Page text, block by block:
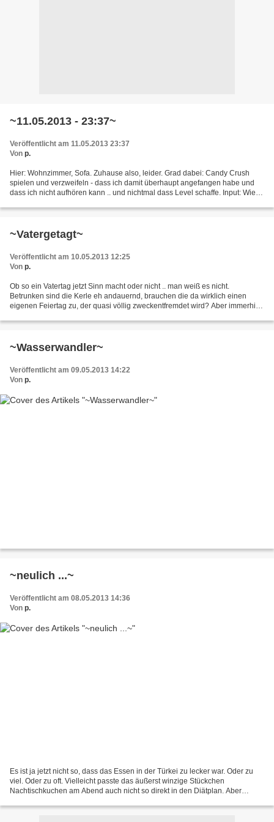
~11.05.2013 - 23:37~
Veröffentlicht am 11.05.2013 23:37
Von p.
Hier: Wohnzimmer, Sofa. Zuhause also, leider. Grad dabei: Candy Crush
spielen und verzweifeln - dass ich damit überhaupt angefangen habe und
dass ich nicht aufhören kann .. und nichtmal dass Level schaffe. Input: Wie
~Vatergetagt~
Veröffentlicht am 10.05.2013 12:25
Von p.
Ob so ein Vatertag jetzt Sinn macht oder nicht .. man weiß es nicht.
Betrunken sind die Kerle eh andauernd, brauchen die da wirklich einen
eigenen Feiertag zu, der quasi völlig zweckentfremdet wird? Aber immerhin -
~Wasserwandler~
Veröffentlicht am 09.05.2013 14:22
Von p.
~neulich ...~
Veröffentlicht am 08.05.2013 14:36
Von p.
Es ist ja jetzt nicht so, dass das Essen in der Türkei zu lecker war. Oder zu
viel. Oder zu oft. Vielleicht passte das äußerst winzige Stückchen
Nachtischkuchen am Abend auch nicht so direkt in den Diätplan. Aber